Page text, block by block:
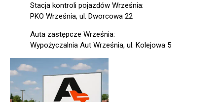
Stacja kontroli pojazdów Września:
PKO Września, ul. Dworcowa 22
Auta zastępcze Września:
Wypożyczalnia Aut Września, ul. Kolejowa 5